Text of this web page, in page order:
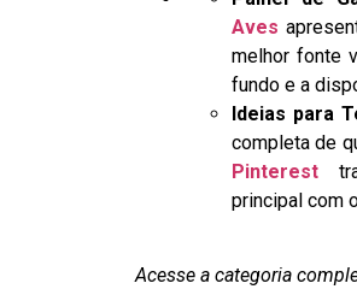
Aves
melhor fonte
fundo e a
Ideias para
completa de
Pinterest
principal com
Acesse a categoria